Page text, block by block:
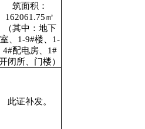
筑面积：
162061.75㎡
（其中：地下
室、1-9#楼、1-
4#配电房、1#
闭所、门楼）
此证补发。